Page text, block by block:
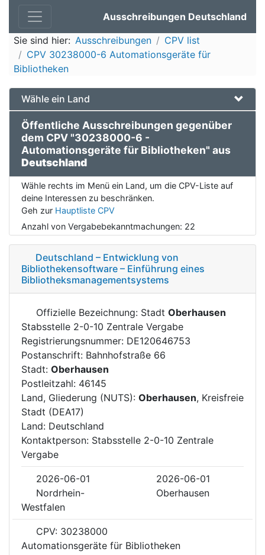
Ausschreibungen Deutschland
Sie sind hier: Ausschreibungen
CPV list
CPV 30238000-6 Automationsgeräte für
Bibliotheken
Wähle ein Land
Öffentliche Ausschreibungen gegenüber
dem CPV "30238000-6 -
Automationsgeräte für Bibliotheken" aus
Deutschland
Wähle rechts im Menü ein Land, um die CPV-Liste auf
deine Interessen zu beschränken.
Geh zur Hauptliste CPV
Anzahl von Vergabebekanntmachungen: 22
Deutschland – Entwicklung von
Bibliothekensoftware – Einführung eines
Bibliotheksmanagementsystems
Offizielle Bezeichnung: Stadt Oberhausen
Stabsstelle 2-0-10 Zentrale Vergabe
Registrierungsnummer: DE120646753
Postanschrift: Bahnhofstraße 66
Stadt: Oberhausen
Postleitzahl: 46145
Land, Gliederung (NUTS): Oberhausen, Kreisfreie
Stadt (DEA17)
Land: Deutschland
Kontaktperson: Stabsstelle 2-0-10 Zentrale
Vergabe
2026-06-01
2026-06-01
Nordrhein-
Westfalen
Oberhausen
CPV: 30238000
Automationsgeräte für Bibliotheken